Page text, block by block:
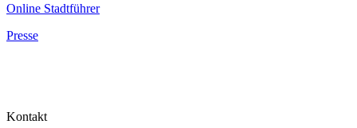
Online Stadtführer
Presse
Kontakt